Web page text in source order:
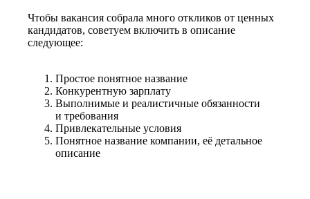
Чтобы вакансия собрала много откликов от ценных
кандидатов, советуем включить в описание
следующее:
Простое понятное название
Конкурентную зарплату
Выполнимые и реалистичные обязанности
и требования
Привлекательные условия
Понятное название компании, её детальное
описание